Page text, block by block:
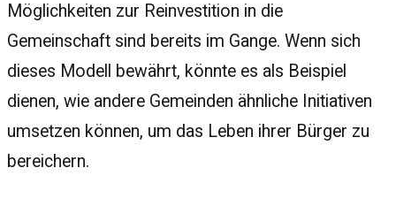
Möglichkeiten zur Reinvestition in die
Gemeinschaft sind bereits im Gange. Wenn sich
dieses Modell bewährt, könnte es als Beispiel
dienen, wie andere Gemeinden ähnliche Initiativen
umsetzen können, um das Leben ihrer Bürger zu
bereichern.